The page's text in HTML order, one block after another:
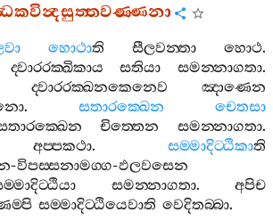
හොථාති සීලවන‍්තා හොථ.
ද‍්වාරරක‍්ඛිකාය සතියා සමන‍්නාගතා.
ද‍්වාරරක‍්ඛනකෙනෙව
ඤාණෙන
. සතාරක‍්ඛෙන
චෙතසා
චිත‍්තෙන සමන‍්නාගතා.
අප‍්පකථා. සම‍්මාදිට‍්ඨිකාති
-විපස‍්සනාමග‍්ග-ඵලවසෙන
සමන‍්නාගතා.අපිච
සම‍්මාදිට‍්ඨියෙවාති වෙදිතබ‍්බා.